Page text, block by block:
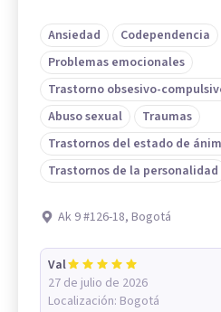
Ansiedad
Codependencia
Problemas emocionales
Trastorno obsesivo-
Abuso sexual
Traumas
Trastornos del estado de
Trastornos de la personalidad
Ak 9 #126-18, Bogotá
Val
27 de julio de 2026
Localización: Bogotá